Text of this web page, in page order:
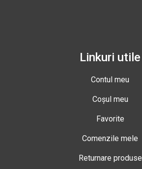
Linkuri utile
Contul meu
Coșul meu
Favorite
Comenzile mele
Returnare produse